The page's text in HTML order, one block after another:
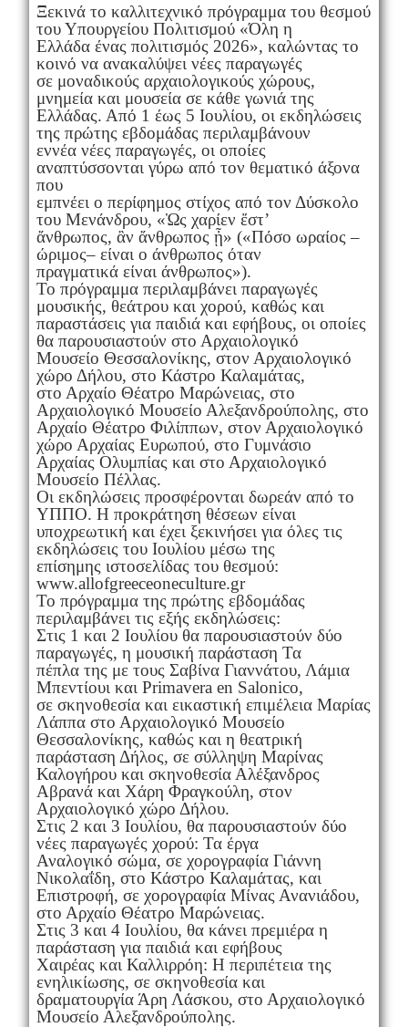
Ξεκινά το καλλιτεχνικό πρόγραμμα του θεσμού
του Υπουργείου Πολιτισμού «Όλη η
Ελλάδα ένας πολιτισμός 2026», καλώντας το
κοινό να ανακαλύψει νέες παραγωγές
σε μοναδικούς αρχαιολογικούς χώρους,
μνημεία και μουσεία σε κάθε γωνιά της
Ελλάδας. Από 1 έως 5 Ιουλίου, οι εκδηλώσεις
της πρώτης εβδομάδας περιλαμβάνουν
εννέα νέες παραγωγές, οι οποίες
αναπτύσσονται γύρω από τον θεματικό άξονα
που
εμπνέει ο περίφημος στίχος από τον Δύσκολο
του Μενάνδρου, «Ὡς χαρίεν ἔστ’
ἄνθρωπος, ἂν ἄνθρωπος ᾖ» («Πόσο ωραίος –
ώριμος– είναι ο άνθρωπος όταν
πραγματικά είναι άνθρωπος»).
Το πρόγραμμα περιλαμβάνει παραγωγές
μουσικής, θεάτρου και χορού, καθώς και
παραστάσεις για παιδιά και εφήβους, οι οποίες
θα παρουσιαστούν στο Αρχαιολογικό
Μουσείο Θεσσαλονίκης, στον Αρχαιολογικό
χώρο Δήλου, στο Κάστρο Καλαμάτας,
στο Αρχαίο Θέατρο Μαρώνειας, στο
Αρχαιολογικό Μουσείο Αλεξανδρούπολης, στο
Αρχαίο Θέατρο Φιλίππων, στον Αρχαιολογικό
χώρο Αρχαίας Ευρωπού, στο Γυμνάσιο
Αρχαίας Ολυμπίας και στο Αρχαιολογικό
Μουσείο Πέλλας.
Οι εκδηλώσεις προσφέρονται δωρεάν από το
ΥΠΠΟ. Η προκράτηση θέσεων είναι
υποχρεωτική και έχει ξεκινήσει για όλες τις
εκδηλώσεις του Ιουλίου μέσω της
επίσημης ιστοσελίδας του θεσμού:
www.allofgreeceoneculture.gr
Το πρόγραμμα της πρώτης εβδομάδας
περιλαμβάνει τις εξής εκδηλώσεις:
Στις 1 και 2 Ιουλίου θα παρουσιαστούν δύο
παραγωγές, η μουσική παράσταση Τα
πέπλα της με τους Σαβίνα Γιαννάτου, Λάμια
Μπεντίουι και Primavera en Salonico,
σε σκηνοθεσία και εικαστική επιμέλεια Μαρίας
Λάππα στο Αρχαιολογικό Μουσείο
Θεσσαλονίκης, καθώς και η θεατρική
παράσταση Δήλος, σε σύλληψη Μαρίνας
Καλογήρου και σκηνοθεσία Αλέξανδρος
Αβρανά και Χάρη Φραγκούλη, στον
Αρχαιολογικό χώρο Δήλου.
Στις 2 και 3 Ιουλίου, θα παρουσιαστούν δύο
νέες παραγωγές χορού: Τα έργα
Αναλογικό σώμα, σε χορογραφία Γιάννη
Νικολαΐδη, στο Κάστρο Καλαμάτας, και
Επιστροφή, σε χορογραφία Μίνας Ανανιάδου,
στο Αρχαίο Θέατρο Μαρώνειας.
Στις 3 και 4 Ιουλίου, θα κάνει πρεμιέρα η
παράσταση για παιδιά και εφήβους
Χαιρέας και Καλλιρρόη: Η περιπέτεια της
ενηλικίωσης, σε σκηνοθεσία και
δραματουργία Άρη Λάσκου, στο Αρχαιολογικό
Μουσείο Αλεξανδρούπολης.